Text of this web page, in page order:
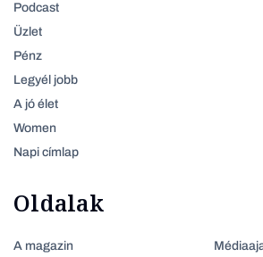
Podcast
Üzlet
Pénz
Legyél jobb
A jó élet
Women
Napi címlap
Oldalak
A magazin